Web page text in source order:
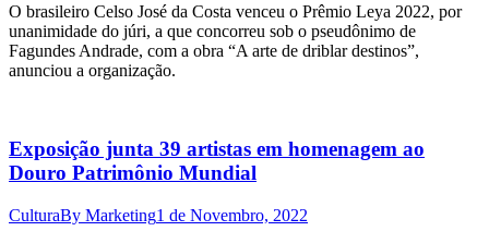
O brasileiro Celso José da Costa venceu o Prêmio Leya 2022, por
unanimidade do júri, a que concorreu sob o pseudônimo de
Fagundes Andrade, com a obra “A arte de driblar destinos”,
anunciou a organização.
Exposição junta 39 artistas em homenagem ao
Douro Patrimônio Mundial
CulturaBy Marketing1 de Novembro, 2022